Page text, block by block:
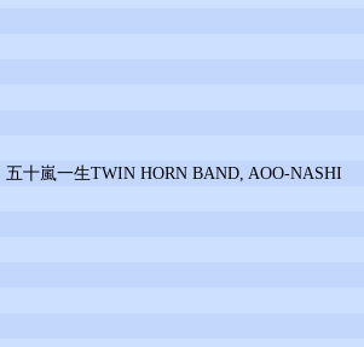
十嵐一生TWIN HORN BAND, AOO-NASHI